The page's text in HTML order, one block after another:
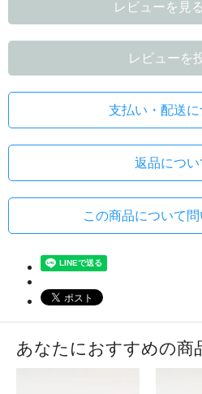
レビューを見
レビューを
支払い・配送に
返品につい
この商品について
あなたにおすすめの商